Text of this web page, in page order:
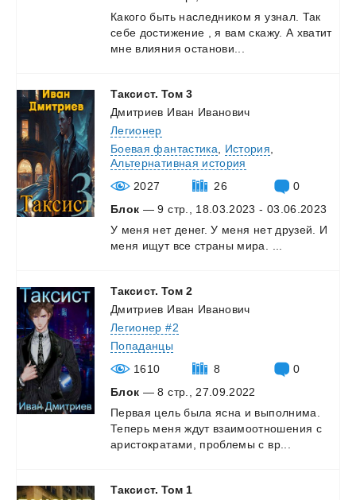
Какого быть наследником я узнал. Так
себе достижение я вам скажу. А хватит
мне влияния останови...
Таксист. Том 3
Дмитриев Иван Иванович
Легионер
Боевая фантастика
История
Альтернативная история
2027
26
0
Блок — 9 стр., 18.03.2023 - 03.06.2023
У меня нет денег. У меня нет друзей.
И
меня ищут все страны мира.
Таксист. Том 2
Дмитриев Иван Иванович
Легионер #2
Попаданцы
1610
8
0
Блок — 8 стр., 27.09.2022
Первая цель была ясна и выполнима.
Теперь меня ждут взаимоотношения с
аристократами,
проблемы с вр...
Таксист. Том 1